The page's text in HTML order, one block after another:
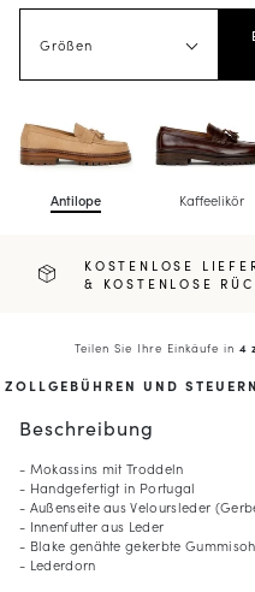
Größen
Antilope Kaffeelikör
KOSTENLOSE
& KOSTENLOSE
Teilen Sie Ihre Einkäufe in 4
ZOLLGEBÜHREN UND
Beschreibung
- Mokassins mit Troddeln
- Handgefertigt in Portugal
- Außenseite aus Veloursleder
- Innenfutter aus Leder
- Blake genähte gekerbte
- Lederdorn